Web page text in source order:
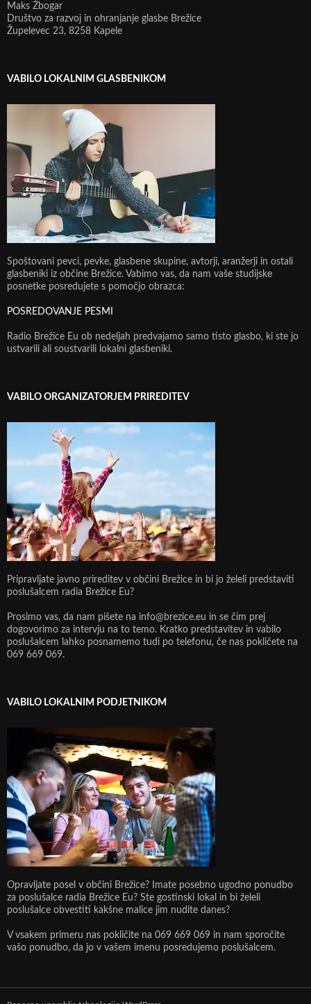
Maks Žbogar
Društvo za razvoj in ohranjanje glasbe Brežice
Župelevec 23, 8258 Kapele
VABILO LOKALNIM GLASBENIKOM
Spoštovani pevci, pevke, glasbene skupine, avtorji, aranžerji in ostali
glasbeniki iz občine Brežice. Vabimo vas, da nam vaše studijske
posnetke posredujete s pomočjo obrazca:
POSREDOVANJE PESMI
Radio Brežice Eu ob nedeljah predvajamo samo tisto glasbo, ki ste jo
ustvarili ali soustvarili lokalni glasbeniki.
VABILO ORGANIZATORJEM PRIREDITEV
Pripravljate javno prireditev v občini Brežice in bi jo želeli predstaviti
poslušalcem radia Brežice Eu?
Prosimo vas, da nam pišete na info@brezice.eu in se čim prej
dogovorimo za intervju na to temo. Kratko predstavitev in vabilo
poslušalcem lahko posnamemo tudi po telefonu, če nas pokličete na
069 669 069.
VABILO LOKALNIM PODJETNIKOM
Opravljate posel v občini Brežice? Imate posebno ugodno ponudbo
za poslušalce radia Brežice Eu? Ste gostinski lokal in bi želeli
poslušalce obvestiti kakšne malice jim nudite danes?
V vsakem primeru nas pokličite na 069 669 069 in nam sporočite
vašo ponudbo, da jo v vašem imenu posredujemo poslušalcem.